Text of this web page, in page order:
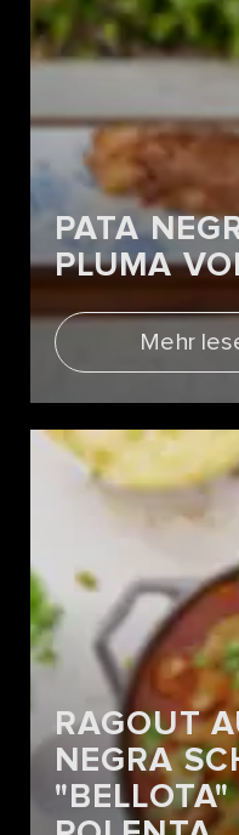
PATA
PLUMA
Mehr
RAGOUT
NEGRA